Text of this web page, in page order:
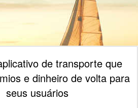
de transporte que
e dinheiro de volta para
seus usuários